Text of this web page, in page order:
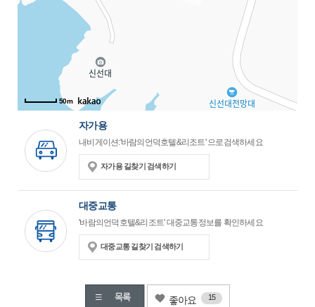
50m
자가용
내비게이션:'바람의언덕호텔&리조트' 으로검색하세요
자가용 길찾기 검색하기
대중교통
'바람의언덕호텔&리조트' 대중교통정보를 확인하세요
대중교통 길찾기 검색하기
좋아요 15